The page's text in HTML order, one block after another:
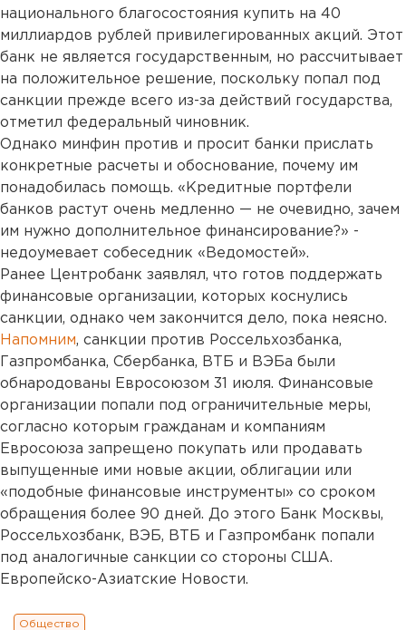
национального благосостояния купить на 40
миллиардов рублей привилегированных акций. Этот
банк не является государственным, но рассчитывает
на положительное решение, поскольку попал под
санкции прежде всего из-за действий государства,
отметил федеральный чиновник.
Однако минфин против и просит банки прислать
конкретные расчеты и обоснование, почему им
понадобилась помощь. «Кредитные портфели
банков растут очень медленно — не очевидно, зачем
им нужно дополнительное финансирование?» -
недоумевает собеседник «Ведомостей».
Ранее Центробанк заявлял, что готов поддержать
финансовые организации, которых коснулись
санкции, однако чем закончится дело, пока неясно.
Напомним, санкции против Россельхозбанка,
Газпромбанка, Сбербанка, ВТБ и ВЭБа были
обнародованы Евросоюзом 31 июля. Финансовые
организации попали под ограничительные меры,
согласно которым гражданам и компаниям
Евросоюза запрещено покупать или продавать
выпущенные ими новые акции, облигации или
«подобные финансовые инструменты» со сроком
обращения более 90 дней. До этого Банк Москвы,
Россельхозбанк, ВЭБ, ВТБ и Газпромбанк попали
под аналогичные санкции со стороны США.
Европейско-Азиатские Новости.
Общество